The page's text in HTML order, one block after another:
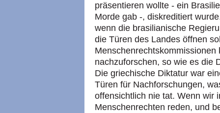
präsentieren wollte - ein
Morde gab -, diskreditiert
wenn die brasilianische
die Türen des Landes öffnen
Menschenrechtskommissionen
nachzuforschen, so wie es die
Die griechische Diktatur war
Türen für Nachforschungen,
offensichtlich nie tat. Wenn wir
Menschenrechten reden, und